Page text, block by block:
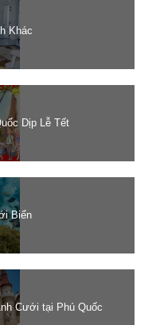
Khác
Dịp Lễ Tết
Biển
Cưới tại Phú Quốc